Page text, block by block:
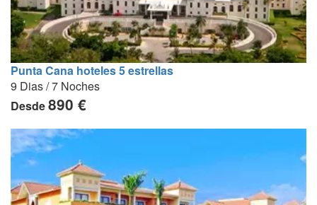
Punta Cana hoteles 5 estrellas
9 Dias / 7 Noches
Desde890 €